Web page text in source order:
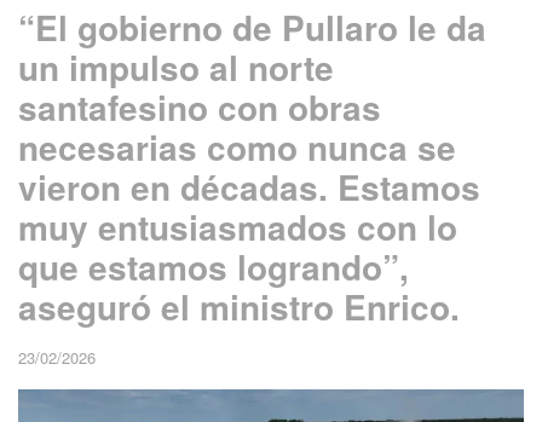
“El gobierno de Pullaro le da
un impulso al norte
santafesino con obras
necesarias como nunca se
vieron en décadas. Estamos
muy entusiasmados con lo
que estamos logrando”,
aseguró el ministro Enrico.
23/02/2026